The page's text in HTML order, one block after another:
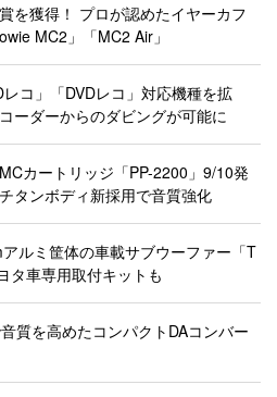
を獲得！ プロが認めたイヤーカフ
MC2」「MC2 Air」
コ」「DVDレコ」対応機種を拡
ーダーからのダビングが可能に
カートリッジ「PP-2200」9/10発
タンボディ新採用で音質強化
ルミ筐体の車載サブウーファー「T
タ車専用取付キットも
質を高めたコンパクトDAコンバー